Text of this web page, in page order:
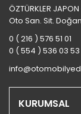
ÖZTÜRKLER
Oto San. Sit.
0 ( 216 ) 576 51 01
0 ( 554 ) 536 03 53
KURUMSAL